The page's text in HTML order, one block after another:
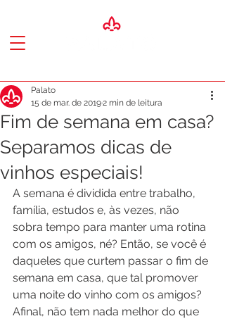
Fim de semana em casa?
Separamos dicas de
vinhos especiais!
Palato
15 de mar. de 20192 min de leitura
A semana é dividida entre trabalho,
família, estudos e, às vezes, não
sobra tempo para manter uma rotina
com os amigos, né? Então, se você é
daqueles que curtem passar o fim de
semana em casa, que tal promover
uma noite do vinho com os amigos?
Afinal, não tem nada melhor do que